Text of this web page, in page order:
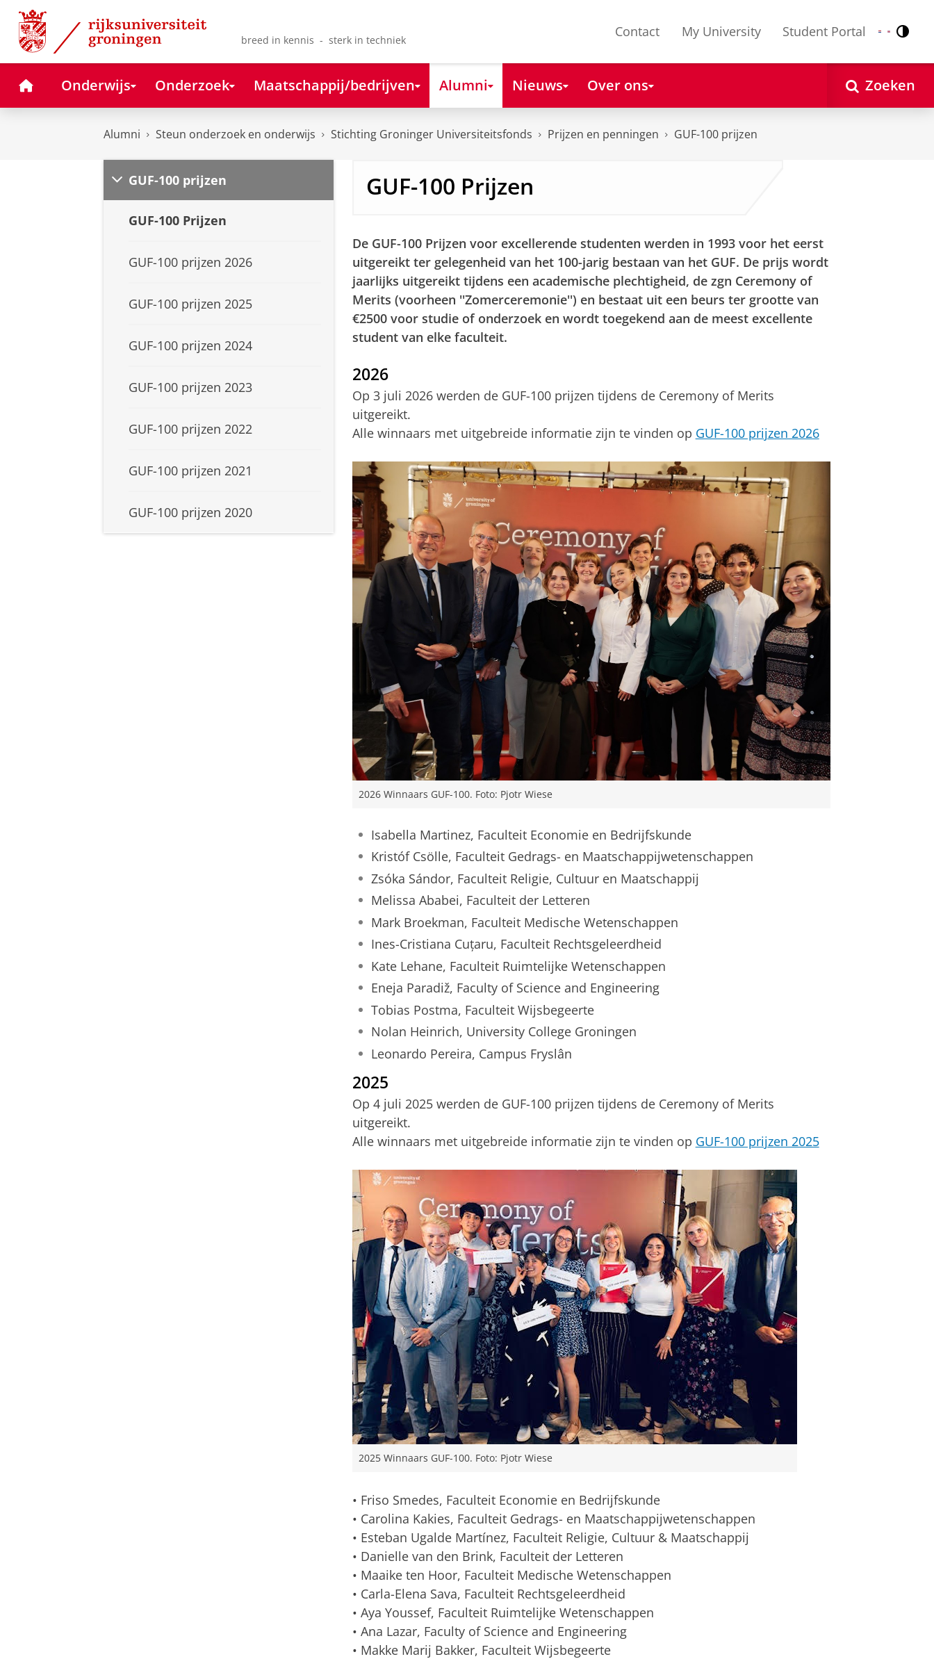
Skip
Content
Skip
Navigation
breed in kennis - sterk in techniek
Contact My University Student Portal Nederlands
English
HomeOnderwijs Onderzoek Maatschappij/bedrijven Alumni Nieuws Over ons Zoeken
Alumni Steun onderzoek en onderwijs Stichting Groninger Universiteitsfonds Prijzen en penningen GUF-100 prijzen
GUF-100 prijzen
GUF-100 Prijzen
GUF-100 prijzen 2026
GUF-100 prijzen 2025
GUF-100 prijzen 2024
GUF-100 prijzen 2023
GUF-100 prijzen 2022
GUF-100 prijzen 2021
GUF-100 prijzen 2020
GUF-100 Prijzen
De GUF-100 Prijzen voor excellerende studenten werden in 1993 voor het eerst
uitgereikt ter gelegenheid van het 100-jarig bestaan van het GUF. De prijs wordt
jaarlijks uitgereikt tijdens een academische plechtigheid, de zgn Ceremony of
Merits (voorheen ''Zomerceremonie'') en bestaat uit een beurs ter grootte van
€2500 voor studie of onderzoek en wordt toegekend aan de meest excellente
student van elke faculteit.
2026
Op 3 juli 2026 werden de GUF-100 prijzen tijdens de Ceremony of Merits
uitgereikt.
Alle winnaars met uitgebreide informatie zijn te vinden op GUF-100 prijzen 2026
2026 Winnaars GUF-100. Foto: Pjotr Wiese
Isabella Martinez, Faculteit Economie en Bedrijfskunde
Kristóf Csölle, Faculteit Gedrags- en Maatschappijwetenschappen
Zsóka Sándor, Faculteit Religie, Cultuur en Maatschappij
Melissa Ababei, Faculteit der Letteren
Mark Broekman, Faculteit Medische Wetenschappen
Ines-Cristiana Cuțaru, Faculteit Rechtsgeleerdheid
Kate Lehane, Faculteit Ruimtelijke Wetenschappen
Eneja Paradiž, Faculty of Science and Engineering
Tobias Postma, Faculteit Wijsbegeerte
Nolan Heinrich, University College Groningen
Leonardo Pereira, Campus Fryslân
2025
Op 4 juli 2025 werden de GUF-100 prijzen tijdens de Ceremony of Merits
uitgereikt.
Alle winnaars met uitgebreide informatie zijn te vinden op GUF-100 prijzen 2025
2025 Winnaars GUF-100. Foto: Pjotr Wiese
• Friso Smedes, Faculteit Economie en Bedrijfskunde
• Carolina Kakies, Faculteit Gedrags- en Maatschappijwetenschappen
• Esteban Ugalde Martínez, Faculteit Religie, Cultuur & Maatschappij
• Danielle van den Brink, Faculteit der Letteren
• Maaike ten Hoor, Faculteit Medische Wetenschappen
• Carla-Elena Sava, Faculteit Rechtsgeleerdheid
• Aya Youssef, Faculteit Ruimtelijke Wetenschappen
• Ana Lazar, Faculty of Science and Engineering
• Makke Marij Bakker, Faculteit Wijsbegeerte